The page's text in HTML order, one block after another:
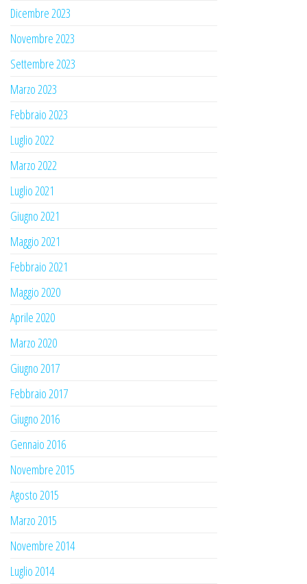
Dicembre 2023
Novembre 2023
Settembre 2023
Marzo 2023
Febbraio 2023
Luglio 2022
Marzo 2022
Luglio 2021
Giugno 2021
Maggio 2021
Febbraio 2021
Maggio 2020
Aprile 2020
Marzo 2020
Giugno 2017
Febbraio 2017
Giugno 2016
Gennaio 2016
Novembre 2015
Agosto 2015
Marzo 2015
Novembre 2014
Luglio 2014